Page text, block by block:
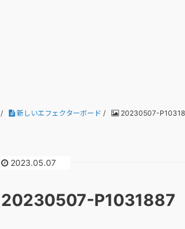
/ 新しいエフェクターボード / 20230507-
2023.05.07
20230507-P1031887